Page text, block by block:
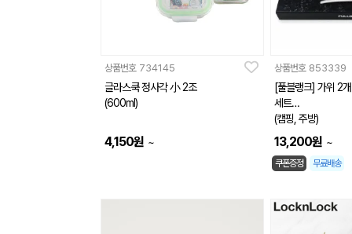
상품번호 734145
글라스쿡 정사각 小 2조
(600ml)
4,150원 ~
상품번호 853339
[풀블랭크] 가위 2
세트
(캠핑, 주방)
13,200원 ~
쿠폰증정 무료배송